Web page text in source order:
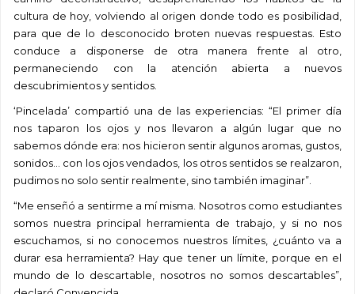
cultura de hoy, volviendo al origen donde todo es posibilidad,
para que de lo desconocido broten nuevas respuestas. Esto
conduce a disponerse de otra manera frente al otro,
permaneciendo con la atención abierta a nuevos
descubrimientos y sentidos.
‘Pincelada’ compartió una de las experiencias: “El primer día
nos taparon los ojos y nos llevaron a algún lugar que no
sabemos dónde era: nos hicieron sentir algunos aromas, gustos,
sonidos… con los ojos vendados, los otros sentidos se realzaron,
pudimos no solo sentir realmente, sino también imaginar”.
“Me enseñó a sentirme a mí misma. Nosotros como estudiantes
somos nuestra principal herramienta de trabajo, y si no nos
escuchamos, si no conocemos nuestros límites, ¿cuánto va a
durar esa herramienta? Hay que tener un límite, porque en el
mundo de lo descartable, nosotros no somos descartables”,